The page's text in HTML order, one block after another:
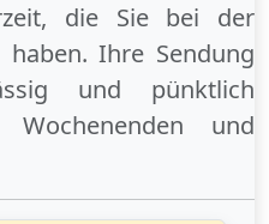
die Sie bei der
haben. Ihre Sendung
und pünktlich
Wochenenden und